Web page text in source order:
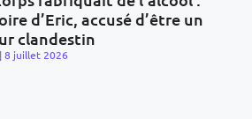
d’Eric, accusé d’être un
clandestin
8 juillet 2026